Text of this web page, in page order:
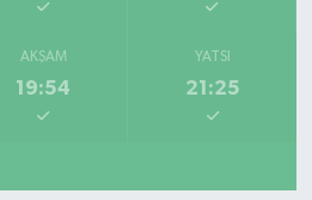
AKŞAM
19:54
YATSI
21:25